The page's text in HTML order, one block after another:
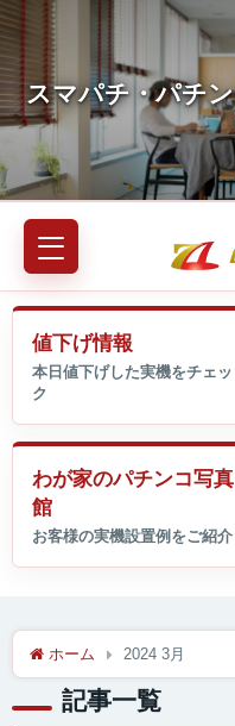
値下げ情報
わが家のパチンコ写真
館
ホーム 2024 3月
記事一覧